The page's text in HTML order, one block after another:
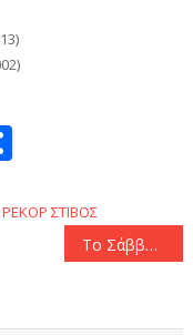
ΣΤΙΒΟΣ
Το Σάββατο τα εγκαίνια του Μουσείου Ιστορίας της ΑΕΚ: Κόβει την κορδέλα ο Θωμάς Μαύρος!